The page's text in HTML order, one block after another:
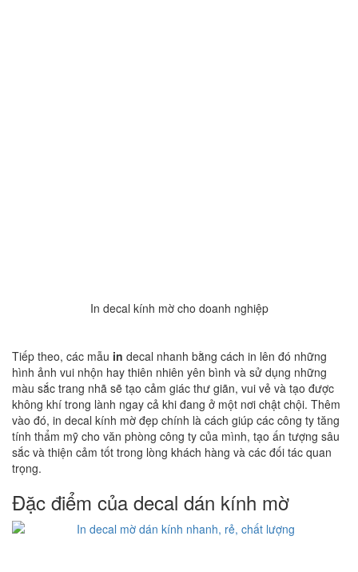
In decal kính mờ cho doanh nghiệp
Tiếp theo, các mẫu in decal nhanh bằng cách in lên đó những
hình ảnh vui nhộn hay thiên nhiên yên bình và sử dụng những
màu sắc trang nhã sẽ tạo cảm giác thư giãn, vui vẻ và tạo được
không khí trong lành ngay cả khi đang ở một nơi chật chội. Thêm
vào đó, in decal kính mờ đẹp chính là cách giúp các công ty tăng
tính thẩm mỹ cho văn phòng công ty của mình, tạo ấn tượng sâu
sắc và thiện cảm tốt trong lòng khách hàng và các đối tác quan
trọng.
Đặc điểm của decal dán kính mờ